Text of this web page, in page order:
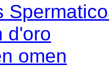
d'oro
omen